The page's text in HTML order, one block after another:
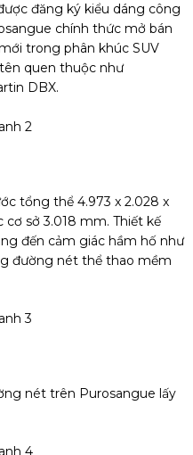
đăng ký kiểu dáng công
chính thức mở bán
trong phân khúc SUV
quen thuộc như
DBX.
tổng thể 4.973 x 2.028 x
cơ sở 3.018 mm. Thiết kế
đến cảm giác hầm hố như
đường nét thể thao mềm
nét trên Purosangue lấy